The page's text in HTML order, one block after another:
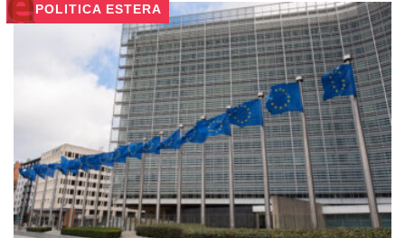
POLITICA ESTERA